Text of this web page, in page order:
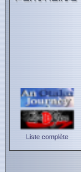
Liste complète